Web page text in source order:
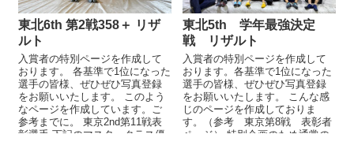
東北6th 第2戦358＋ リザ
ルト
入賞者の特別ページを作成して
おります。 各基準で1位になった
選手の皆様、ぜひぜひ写真登録
をお願いいたします。 このよう
なページを作成しています。ご
参考までに。 東京2nd第11戦表
彰選手 下記のマスタークラス優
東北5th 学年最強決定
戦 リザルト
入賞者の特別ページを作成して
おります。各基準で1位になった
選手の皆様、ぜひぜひ写真登録
をお願いいたします。 こんな感
じのページを作成しておりま
す。（参考 東京第8戦 表彰者
ページ） 特別企画のため通常の